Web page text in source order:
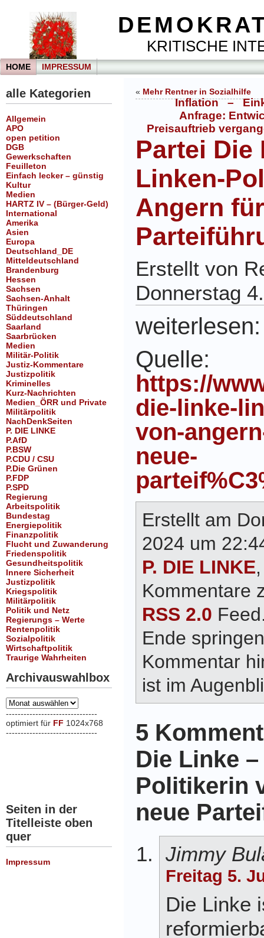
KRITISCHE
HOME IMPRESSUM
alle Kategorien
Allgemein
APO
open petition
DGB
Gewerkschaften
Feuilleton
Einfach lecker – günstig
Kultur
Medien
HARTZ IV – (Bürger-Geld)
International
Amerika
Asien
Europa
Deutschland_DE
Mitteldeutschland
Brandenburg
Hessen
Sachsen
Sachsen-Anhalt
Thüringen
Süddeutschland
Saarland
Saarbrücken
Medien
Militär-Politik
Justiz-Kommentare
Justizpolitik
Kriminelles
Kurz-Nachrichten
Medien_ÖRR und Private
Militärpolitik
NachDenkSeiten
P. DIE LINKE
P.AfD
P.BSW
P.CDU / CSU
P.Die Grünen
P.FDP
P.SPD
Regierung
Arbeitspolitik
Bundestag
Energiepolitik
Finanzpolitik
Flucht und Zuwanderung
Friedenspolitik
Gesundheitspolitik
Innere Sicherheit
Justizpolitik
Kriegspolitik
Militärpolitik
Politik und Netz
Regierungs – Werte
Rentenpolitik
Sozialpolitik
Wirtschaftpolitik
Traurige Wahrheiten
Archivauswahlbox
Archivauswahlbox
-------------------------------
optimiert für FF 1024x768
-------------------------------
Seiten in der
Titelleiste oben
quer
Impressum
« Mehr Rentner in Sozialhilfe
Inflation –
Anfrage:
Preisauftrieb
Partei Die
Linken-
Angern
Erstellt von
Donnerstag
weiterlesen:
Quelle:
https://
die-linke-
von-
neue-
Erstellt am
2024 um
P. DIE LINKE
Kommentare
RSS 2.0
Ende
Kommentar
ist im
5
Die Linke
Politikerin
neue
Jimmy
Freitag 5.
Die Linke